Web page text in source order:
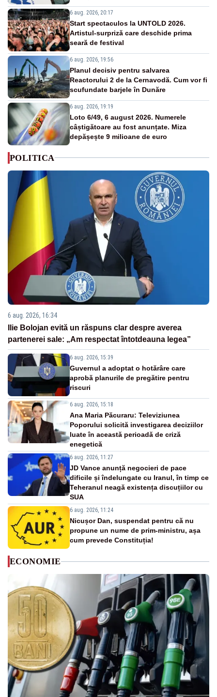
6 aug. 2026, 20:17
Start spectaculos la UNTOLD 2026.
Artistul-surpriză care deschide prima
seară de festival
6 aug. 2026, 19:56
Planul decisiv pentru salvarea
Reactorului 2 de la Cernavodă. Cum vor fi
scufundate barjele în Dunăre
6 aug. 2026, 19:19
Loto 6/49, 6 august 2026. Numerele
câștigătoare au fost anunțate. Miza
depășește 9 milioane de euro
POLITICA
6 aug. 2026, 16:34
Ilie Bolojan evită un răspuns clar despre averea
partenerei sale: „Am respectat întotdeauna legea”
6 aug. 2026, 15:39
Guvernul a adoptat o hotărâre care
aprobă planurile de pregătire pentru
riscuri
6 aug. 2026, 15:18
Ana Maria Păcuraru: Televiziunea
Poporului solicită investigarea deciziilor
luate în această perioadă de criză
enegetică
6 aug. 2026, 11:27
JD Vance anunță negocieri de pace
dificile și îndelungate cu Iranul, în timp ce
Teheranul neagă existența discuțiilor cu
SUA
6 aug. 2026, 11:24
Nicușor Dan, suspendat pentru că nu
propune un nume de prim-ministru, așa
cum prevede Constituția!
ECONOMIE